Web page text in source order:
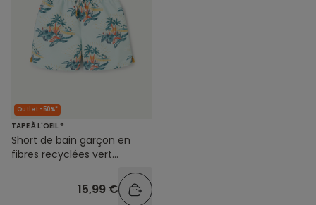
Outlet -50%*
TAPE À L'OEIL ®
Short de bain garçon en
fibres recyclées vert
15,99 €